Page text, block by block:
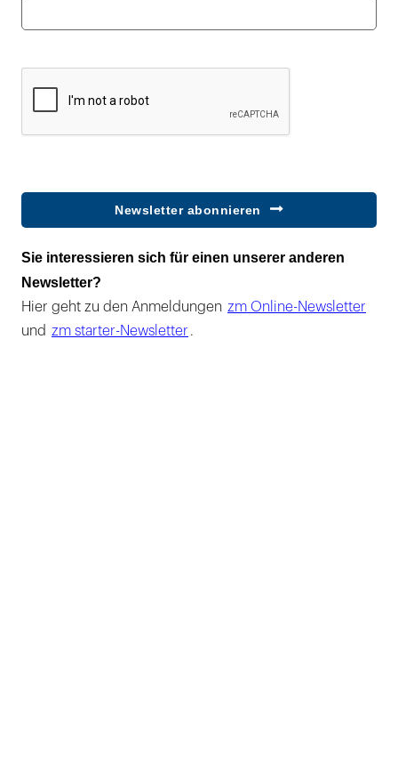
Newsletter abonnieren
Sie interessieren sich für einen unserer anderen
Newsletter?
Hier geht zu den Anmeldungen zm Online-Newsletter
und zm starter-Newsletter .